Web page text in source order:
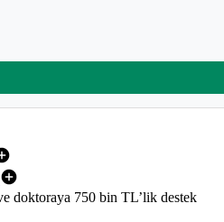
doktoraya 750 bin TL’lik destek